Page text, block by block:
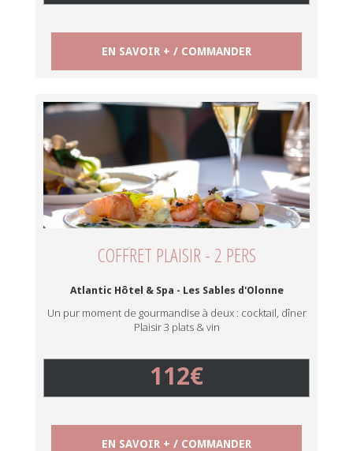
EN SAVOIR + / COMMANDER
COFFRET PLAISIR - 2 PERS
Atlantic Hôtel & Spa - Les Sables d'Olonne
Un pur moment de gourmandise à deux : cocktail, dîner
Plaisir 3 plats & vin
112€
EN SAVOIR + / COMMANDER